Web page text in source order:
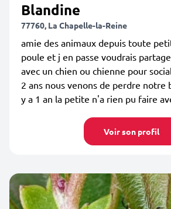
Blandine
77760, La Chapelle-la-Reine
amie des animaux depuis toute
poule et j en passe voudrais
avec un chien ou chienne pour
2 ans nous venons de perdre notre
y a 1 an la petite n'a rien pu faire
Voir son profil